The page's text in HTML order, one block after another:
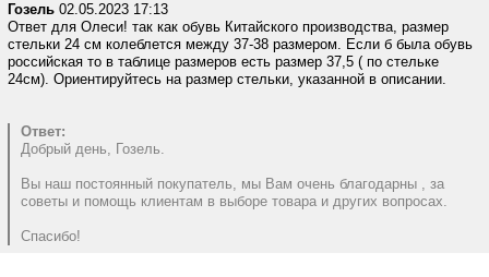
Гозель 02.05.2023 17:13
Ответ для Олеси! так как обувь Китайского производства, размер
стельки 24 см колеблется между 37-38 размером. Если б была обувь
российская то в таблице размеров есть размер 37,5 ( по стельке
24см). Ориентируйтесь на размер стельки, указанной в описании.
Ответ:
Добрый день, Гозель.
Вы наш постоянный покупатель, мы Вам очень благодарны , за
советы и помощь клиентам в выборе товара и других вопросах.
Спасибо!